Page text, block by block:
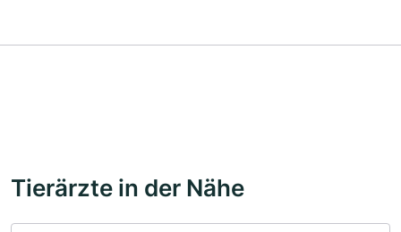
Tierärzte in der Nähe